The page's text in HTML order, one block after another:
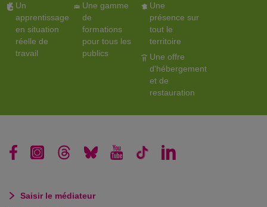
Un
apprentissage
en situation
réelle de
travail
Une gamme
de
formations
pour tous les
publics
Une
présence sur
tout le
territoire
Une offre
d'hébergement
et de
restauration
Saisir le médiateur